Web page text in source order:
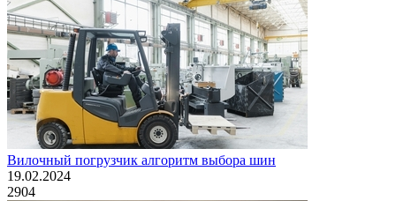
Вилочный погрузчик алгоритм выбора шин
19.02.2024
2904